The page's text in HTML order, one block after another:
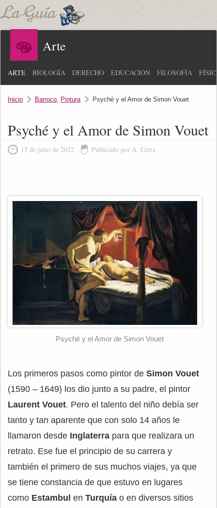
Arte
ARTE BIOLOGÍA DERECHO EDUCACIÓN FILOSOFÍA
Inicio Barroco, Pintura Psyché y el Amor de Simon Vouet
Psyché y el Amor de Simon Vouet
15 de julio de 2022 Publicado por A. Cerra
Psyché y el Amor de Simon Vouet
Los primeros pasos como pintor de Simon Vouet
(1590 – 1649) los dio junto a su padre, el pintor
Laurent Vouet. Pero el talento del niño debía ser
tanto y tan aparente que con solo 14 años le
llamaron desde Inglaterra para que realizara un
retrato. Ese fue el principio de su carrera y
también el primero de sus muchos viajes, ya que
se tiene constancia de que estuvo en lugares
como Estambul en Turquía o en diversos sitios